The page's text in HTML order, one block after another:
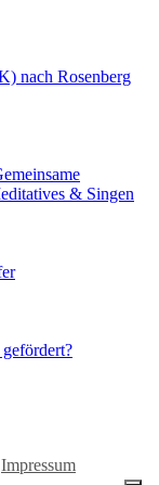
nach Rosenberg
& Singen
Impressum